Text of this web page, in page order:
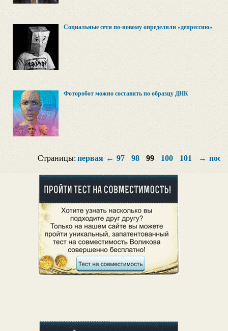
Социальные сети по-новому определили «депрессию»
Фоторобот можно составить по образцу ДНК
Страницы: первая ← 97 98 99 100 101 →